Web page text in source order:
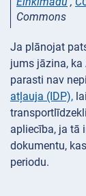
Commons
Ja plānojat
jums jāzina,
parasti nav
atļauja (IDP),
apliecība, ja tā
dokumentu,
periodu.